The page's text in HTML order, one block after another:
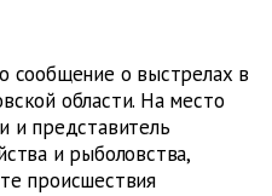
сообщение о выстрелах в
области. На место
и представитель
и рыболовства,
происшествия